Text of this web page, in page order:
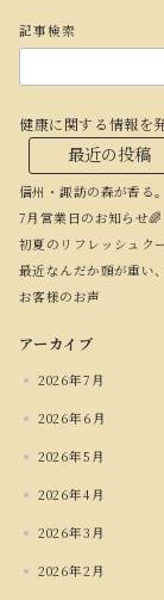
記事検索
健康に関する情報を
最近の投稿
信州・諏訪の森が香る
7月営業日のお知らせ🌈
初夏のリフレッシュク
最近なんだか頭が重い
お客様のお声
アーカイブ
2026年7月
2026年6月
2026年5月
2026年4月
2026年3月
2026年2月